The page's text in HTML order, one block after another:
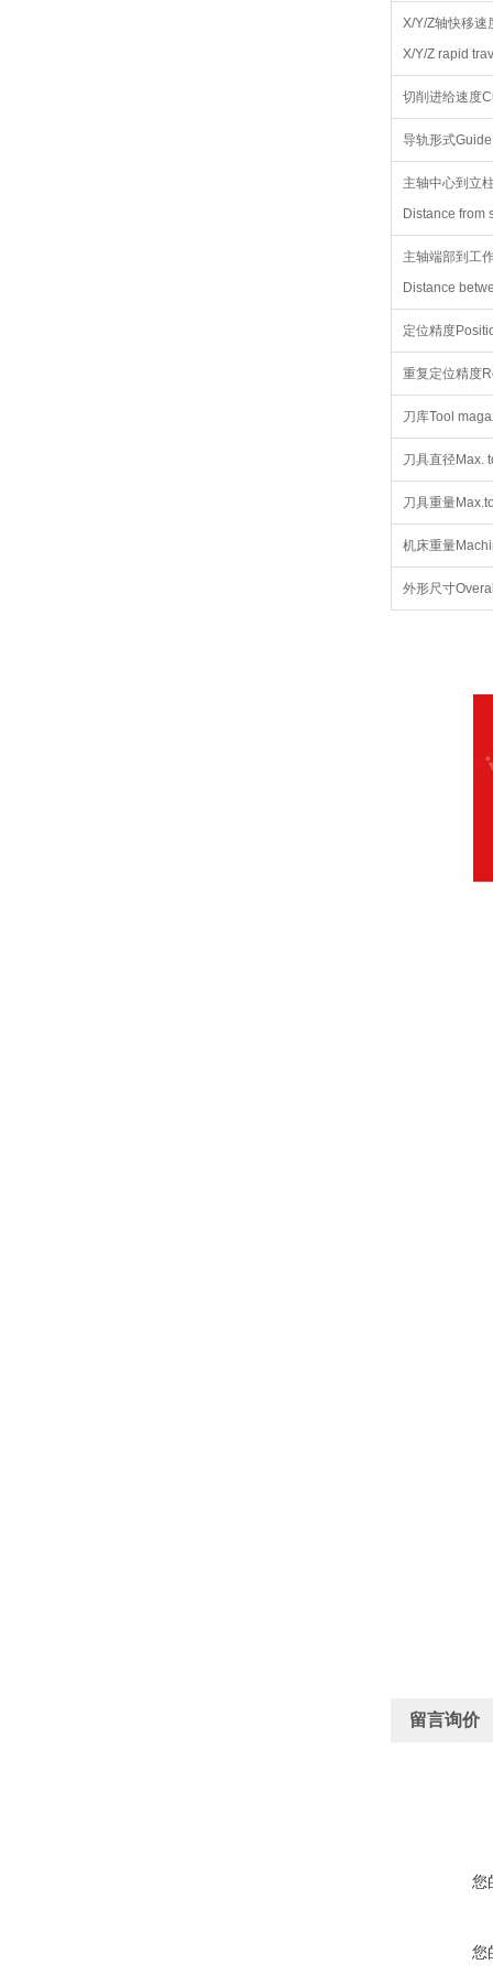
X/Y/Z轴快移速
X/Y/Z rapid
切削进给速度
导轨形式
主轴中心到立
Distance from
主轴端部到工
Distance
定位精度
重复定位精度
刀库Tool
刀具直径Max.
刀具重量
机床重量
外形尺寸
留言询价
您
您